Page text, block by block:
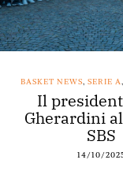
BASKET NEWS,SERIE A
Il
Gherardini
SBS
14/10/